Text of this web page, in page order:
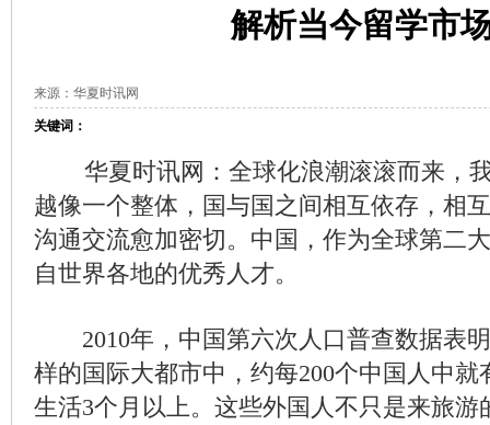
解析当今留学市
来源：华夏时讯网
关键词：
华夏时讯网：全球化浪潮滚滚而来，
越像一个整体，国与国之间相互依存，相
沟通交流愈加密切。中国，作为全球第二
自世界各地的优秀人才。
2010年，中国第六次人口普查数据表
样的国际大都市中，约每200个中国人中就
生活3个月以上。这些外国人不只是来旅游